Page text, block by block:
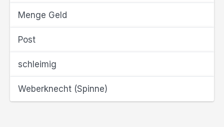
Menge Geld
Post
schleimig
Weberknecht (Spinne)